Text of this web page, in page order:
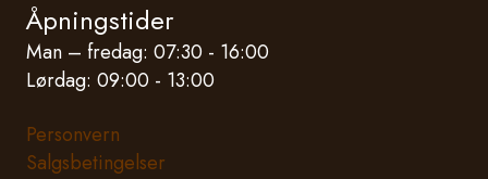
Åpningstider
Man – fredag: 07:30 - 16:00
Lørdag: 09:00 - 13:00
Personvern
Salgsbetingelser